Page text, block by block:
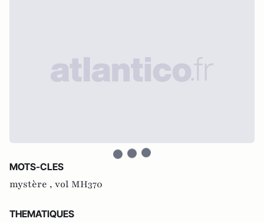
MOTS-CLES
mystère , vol MH370
THEMATIQUES